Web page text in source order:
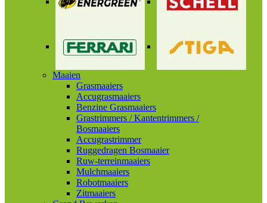
Maaien
Grasmaaiers
Accugrasmaaiers
Benzine Grasmaaiers
Grastrimmers / Kantentrimmers /
Bosmaaiers
Accugrastrimmer
Ruggedragen Bosmaaier
Ruw-terreinmaaiers
Mulchmaaiers
Robotmaaiers
Zitmaaiers